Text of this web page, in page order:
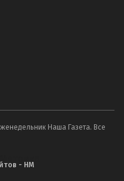
Наша Газета. Все
- НМ